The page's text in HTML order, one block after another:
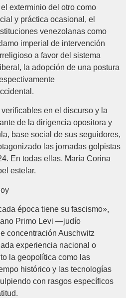
exterminio del otro como
y práctica ocasional, el
venezolanas como
imperial de intervención
a favor del sistema
la adopción de una postura
en el discurso y la
de la dirigencia opositora y
base social de sus seguidores,
las jornadas golpistas
En todas ellas, María Corina
estelar.
época tiene su fascismo»,
Primo Levi —judío
concentración Auschwitz
experiencia nacional o
la geopolítica como las
histórico y las tecnologías
con rasgos específicos